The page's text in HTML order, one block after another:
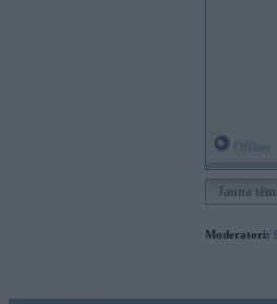
Jauna
Moderatori: